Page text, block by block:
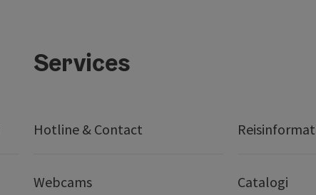
Services
Hotline & Contact
Webcams Catalogi